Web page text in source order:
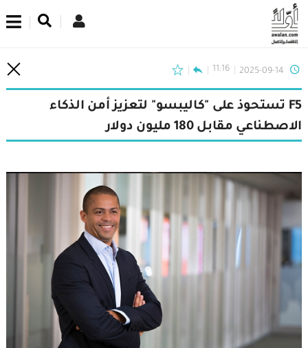
2025-09-14
11:16
F5 تستحوذ على "كاليبسو" لتعزيز أمن الذكاء
الاصطناعي مقابل 180 مليون دولار
اشترك في نشرتنا الإخبارية